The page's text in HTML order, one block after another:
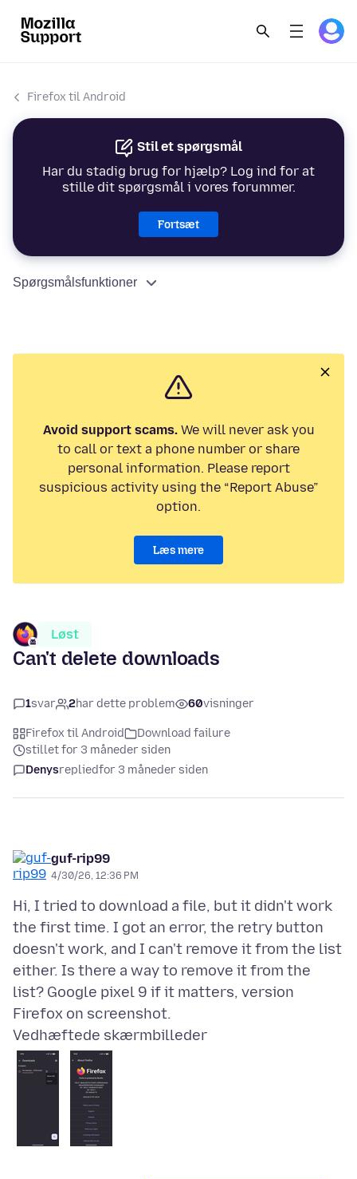
Firefox til Android
Stil et spørgsmål
Har du stadig brug for hjælp? Log ind for at
stille dit spørgsmål i vores forummer.
Fortsæt
Spørgsmålsfunktioner
Avoid support scams.We will never ask you
to call or text a phone number or share
personal information. Please report
suspicious activity using the “Report Abuse”
option.
Læs mere
Løst
Can't delete downloads
1svar 2har dette problem 60visninger
Firefox til Android
Download failure
stillet for 3 måneder siden
Denysrepliedfor 3 måneder siden
guf-rip99
4/30/26, 12:36 PM
Hi, I tried to download a file, but it didn't work
the first time. I got an error, the retry button
doesn't work, and I can't remove it from the list
either. Is there a way to remove it from the
list? Google pixel 9 if it matters, version
Vedhæftede skærmbilleder